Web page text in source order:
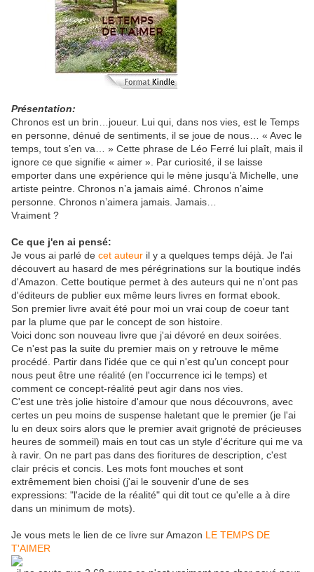
Présentation:
Chronos est un brin…joueur. Lui qui, dans nos vies, est le Temps
en personne, dénué de sentiments, il se joue de nous… « Avec le
temps, tout s’en va… » Cette phrase de Léo Ferré lui plaît, mais il
ignore ce que signifie « aimer ». Par curiosité, il se laisse
emporter dans une expérience qui le mène jusqu’à Michelle, une
artiste peintre. Chronos n’a jamais aimé. Chronos n’aime
personne. Chronos n’aimera jamais. Jamais…
Vraiment ?
Ce que j'en ai pensé:
Je vous ai parlé de cet auteur il y a quelques temps déjà. Je l'ai
découvert au hasard de mes pérégrinations sur la boutique indés
d'Amazon. Cette boutique permet à des auteurs qui ne n'ont pas
d'éditeurs de publier eux même leurs livres en format ebook.
Son premier livre avait été pour moi un vrai coup de coeur tant
par la plume que par le concept de son histoire.
Voici donc son nouveau livre que j'ai dévoré en deux soirées.
Ce n'est pas la suite du premier mais on y retrouve le même
procédé. Partir dans l'idée que ce qui n'est qu'un concept pour
nous peut être une réalité (en l'occurrence ici le temps) et
comment ce concept-réalité peut agir dans nos vies.
C'est une très jolie histoire d'amour que nous découvrons, avec
certes un peu moins de suspense haletant que le premier (je l'ai
lu en deux soirs alors que le premier avait grignoté de précieuses
heures de sommeil) mais en tout cas un style d'écriture qui me va
à ravir. On ne part pas dans des fioritures de description, c'est
clair précis et concis. Les mots font mouches et sont
extrêmement bien choisi (j'ai le souvenir d'une de ses
expressions: "l'acide de la réalité" qui dit tout ce qu'elle a à dire
dans un minimum de mots).
Je vous mets le lien de ce livre sur Amazon LE TEMPS DE
T'AIMER